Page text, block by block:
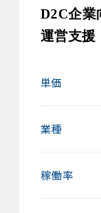
D2C企業
運営支援
単価
業種
稼働率